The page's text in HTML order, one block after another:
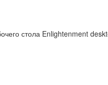
стола Enlightenment